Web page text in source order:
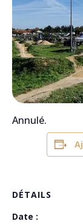
Annulé.
DÉTAILS
Date :